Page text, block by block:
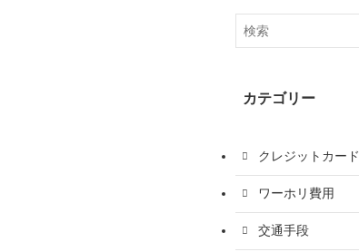
カテゴリー
クレジットカード
ワーホリ費用
交通手段